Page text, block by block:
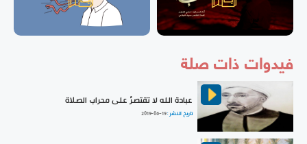
فيدوات ذات صلة
عبادة الله لا تقتصرُ على محراب الصلاة
تاريخ النشر :2019-06-19